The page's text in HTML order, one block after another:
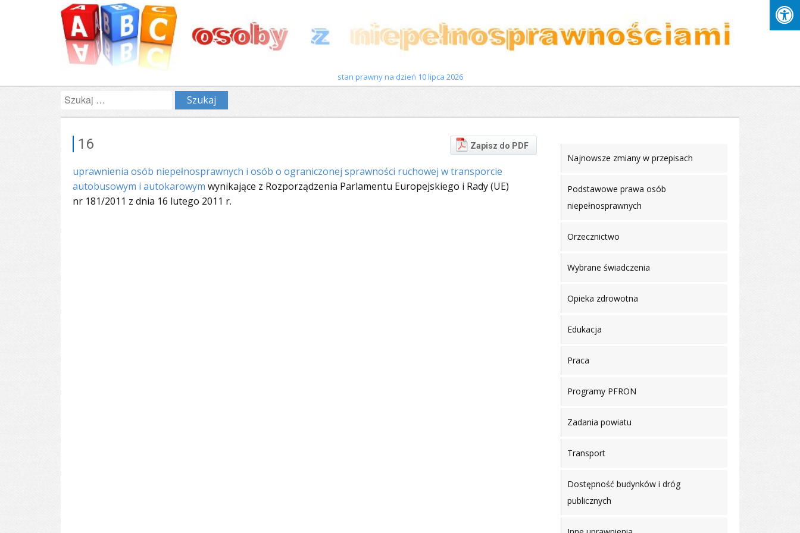
stan prawny na dzień 10 lipca 2026
Zapisz do PDF
16
uprawnienia osób niepełnosprawnych i osób o ograniczonej sprawności ruchowej w transporcie
autobusowym i autokarowym wynikające z Rozporządzenia Parlamentu Europejskiego i Rady (UE)
nr 181/2011 z dnia 16 lutego 2011 r.
Najnowsze zmiany w przepisach
Podstawowe prawa osób
niepełnosprawnych
Orzecznictwo
Wybrane świadczenia
Opieka zdrowotna
Edukacja
Praca
Programy PFRON
Zadania powiatu
Transport
Dostępność budynków i dróg
publicznych